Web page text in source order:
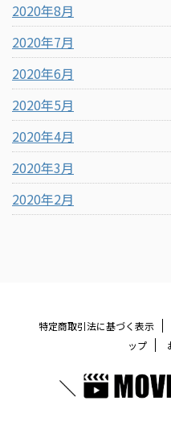
2020年8月
2020年7月
2020年6月
2020年5月
2020年4月
2020年3月
2020年2月
特定商取引法に基づく表示
ップ